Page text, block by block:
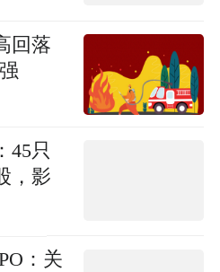
回落
45只
，影
：关